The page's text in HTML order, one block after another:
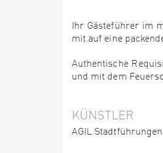
Ihr Gästeführer im
mit auf eine
Authentische
und mit dem
KÜNSTLER
AGIL Stadtführungen